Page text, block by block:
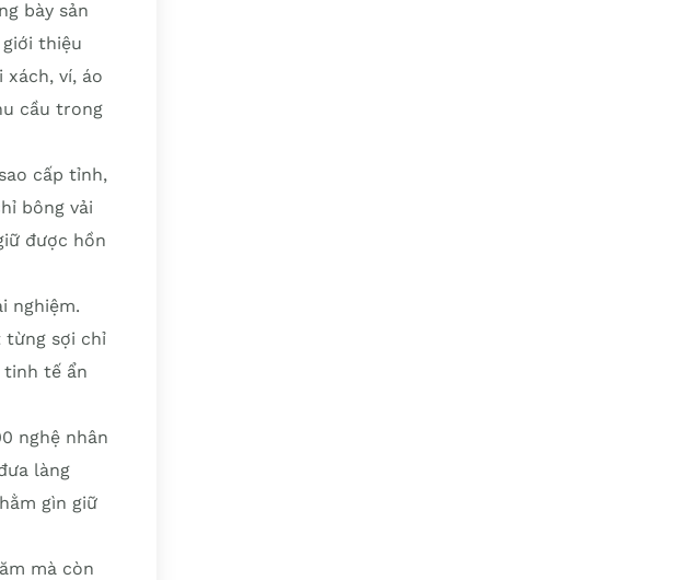
bày sản
thiệu
ví, áo
cầu trong
cấp tỉnh,
bông vải
được hồn
nghiệm.
từng sợi chỉ
tinh tế ẩn
nghệ nhân
làng
gìn giữ
mà còn